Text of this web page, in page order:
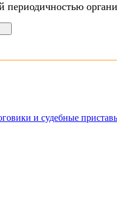
и судебные